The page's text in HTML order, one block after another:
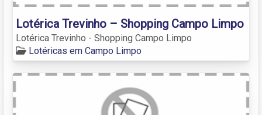
Lotérica Trevinho – Shopping Campo Limpo
Lotérica Trevinho - Shopping Campo Limpo
Lotéricas em Campo Limpo